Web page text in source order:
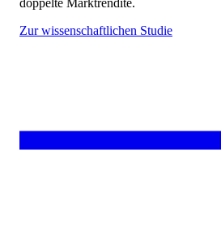
doppelte Marktrendite.
Zur wissenschaftlichen Studie